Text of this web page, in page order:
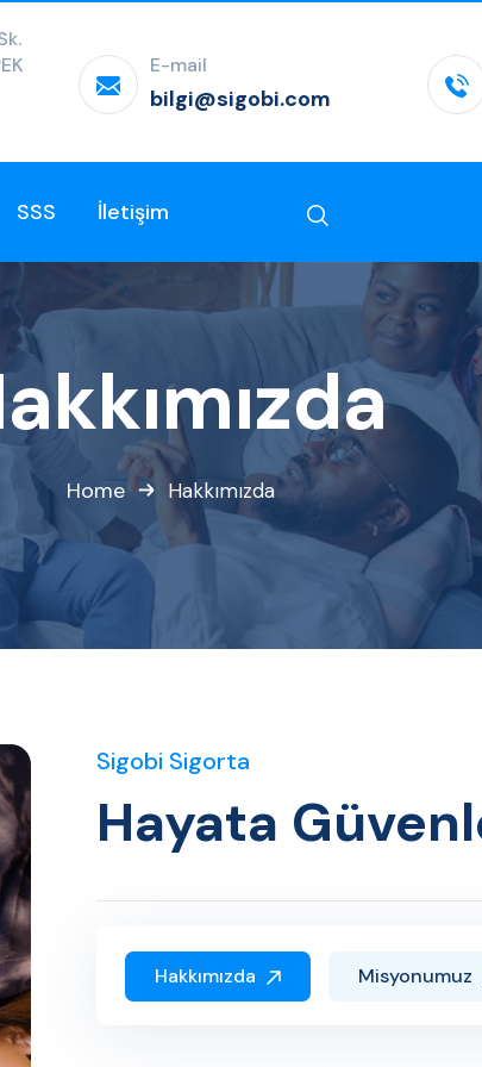
E-mail
bilgi@sigobi.com
SSS İletişim
Home Hakkımızda
Sigobi Sigorta
Hayata
Hakkımızda Misyonumuz